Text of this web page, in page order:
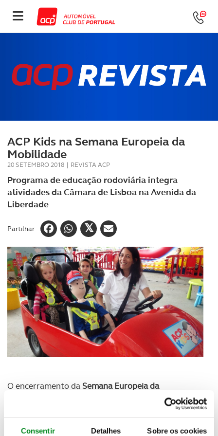
Consentir Detalhes Sobre os cookies
ACP Kids na Semana Europeia da
Mobilidade
20 SETEMBRO 2018 | REVISTA ACP
Programa de educação rodoviária integra
atividades da Câmara de Lisboa na Avenida da
Liberdade
Partilhar
O encerramento da Semana Europeia da
, em Lisboa, é dedicado a toda a família.
“Combina e Move-te”dá o mote a uma tarde com
várias atividades lúdicas e gratuitas para toda a